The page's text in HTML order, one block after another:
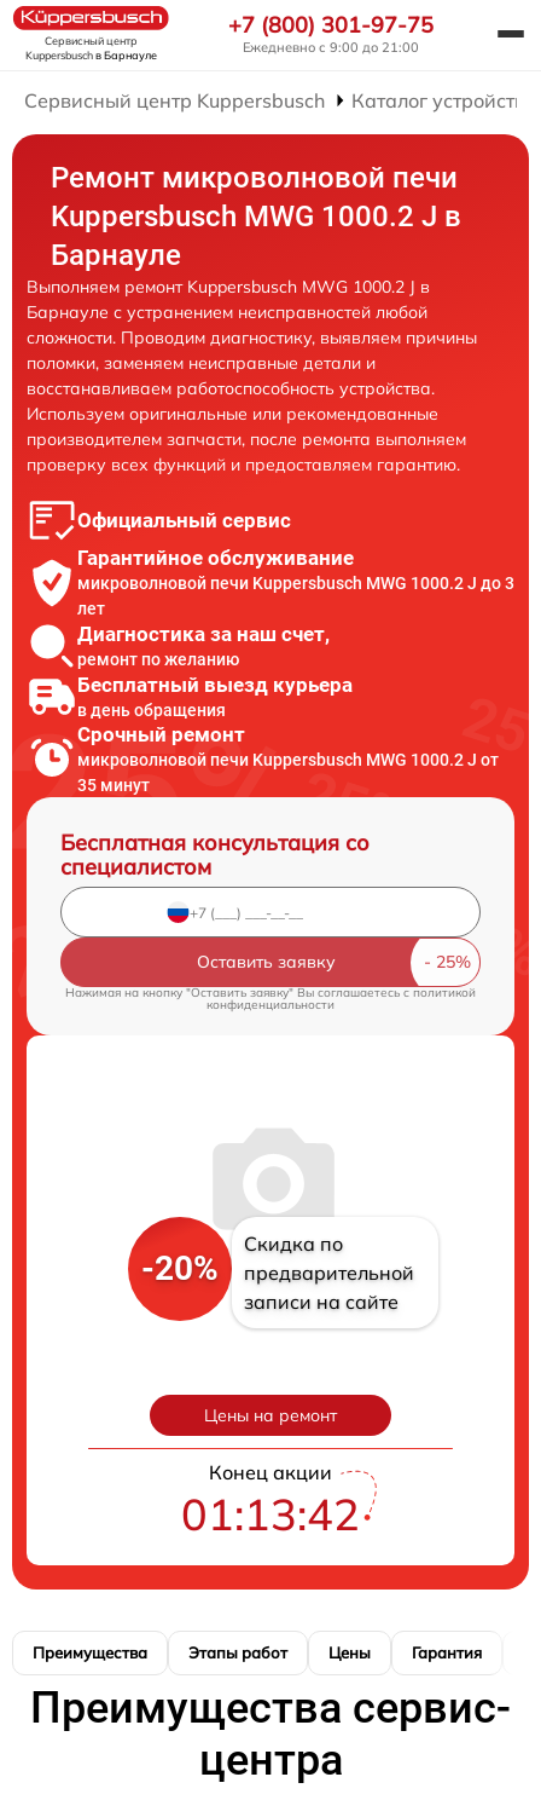
Сервисный центр
Kuppersbuschв Барнауле
+7 (800) 301-97-75
Ежедневно с 9:00 до 21:00
Сервисный центр Kuppersbusch Каталог устройств
Ремонт микроволновой печи
Kuppersbusch MWG 1000.2 J в
Барнауле
Выполняем ремонт Kuppersbusch MWG 1000.2 J в
Барнауле с устранением неисправностей любой
сложности. Проводим диагностику, выявляем причины
поломки, заменяем неисправные детали и
восстанавливаем работоспособность устройства.
Используем оригинальные или рекомендованные
производителем запчасти, после ремонта выполняем
проверку всех функций и предоставляем гарантию.
Официальный сервис
Гарантийное обслуживание
микроволновой печи Kuppersbusch MWG 1000.2 J до 3
лет
Диагностика за наш счет,
ремонт по желанию
Бесплатный выезд курьера
в день обращения
Срочный ремонт
микроволновой печи Kuppersbusch MWG 1000.2 J от
35 минут
Бесплатная консультация со
специалистом
Оставить заявку
Нажимая на кнопку "Оставить заявку" Вы соглашаетесь c политикой
конфиденциальности
-20%
Скидка по
предварительной
записи на сайте
Цены на ремонт
Конец акции
01:13:41
Преимущества Этапы работ Цены Гарантия
Преимущества сервис-
центра